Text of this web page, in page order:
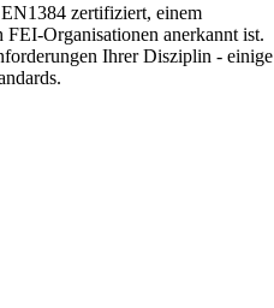
zertifiziert, einem
Organisationen anerkannt ist.
Ihrer Disziplin - einige